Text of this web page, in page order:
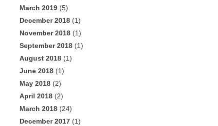
March 2019 (5)
December 2018 (1)
November 2018 (1)
September 2018 (1)
August 2018 (1)
June 2018 (1)
May 2018 (2)
April 2018 (2)
March 2018 (24)
December 2017 (1)